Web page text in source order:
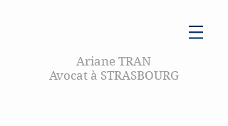
Ariane TRAN
Avocat à STRASBOURG